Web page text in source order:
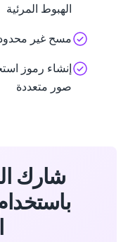
الهبوط المرئية
مسح غير محدود
إنشاء رموز
صور متعددة
شارك